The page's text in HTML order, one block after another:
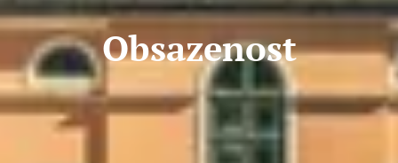
Obsazenost